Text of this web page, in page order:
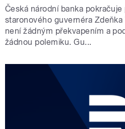
Česká národní banka
staronového guvernéra Zdeňka
není žádným překvapením a
žádnou polemiku. Gu...